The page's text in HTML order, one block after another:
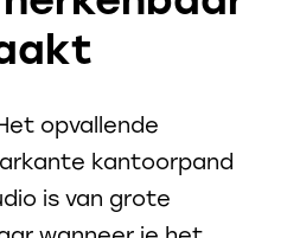
opvallende
kantoorpand
is van grote